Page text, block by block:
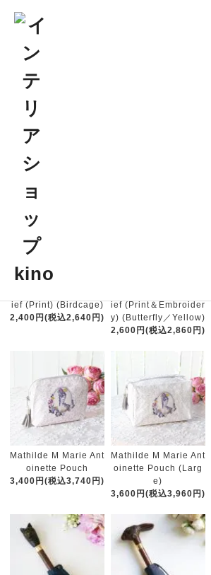
ief (Print) (Birdcage)
2,400円(税込2,640円)
ief (Print＆Embroider
y) (Butterfly／Yellow)
2,600円(税込2,860円)
Mathilde M Marie Ant
oinette Pouch
3,400円(税込3,740円)
Mathilde M Marie Ant
oinette Pouch (Larg
e)
3,600円(税込3,960円)